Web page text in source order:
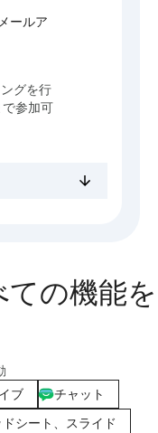
ールア
グを行
参加可
の機能を
ブ
チャット
シート、スライド